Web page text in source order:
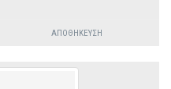
ΑΠΟΘΉΚΕΥΣΗ